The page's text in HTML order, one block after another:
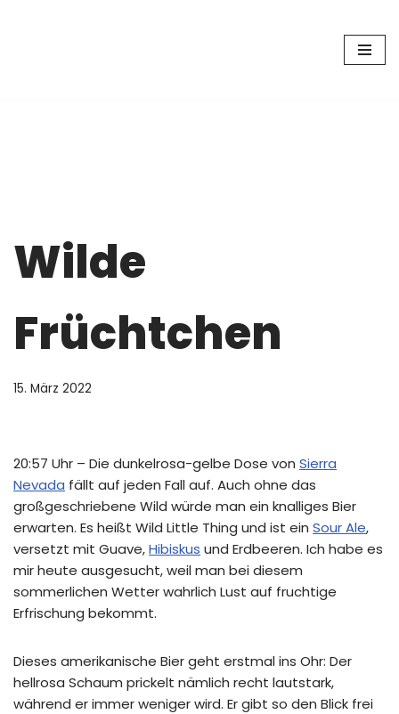
Wilde
Früchtchen
15. März 2022
20:57 Uhr – Die dunkelrosa-gelbe Dose von Sierra
Nevada fällt auf jeden Fall auf. Auch ohne das
großgeschriebene Wild würde man ein knalliges Bier
erwarten. Es heißt Wild Little Thing und ist ein Sour Ale,
versetzt mit Guave,Hibiskus und Erdbeeren. Ich habe es
mir heute ausgesucht, weil man bei diesem
sommerlichen Wetter wahrlich Lust auf fruchtige
Erfrischung bekommt.
Dieses amerikanische Bier geht erstmal ins Ohr: Der
hellrosa Schaum prickelt nämlich recht lautstark,
während er immer weniger wird. Er gibt so den Blick frei